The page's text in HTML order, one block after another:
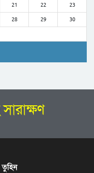
21 22 23
28 29 30